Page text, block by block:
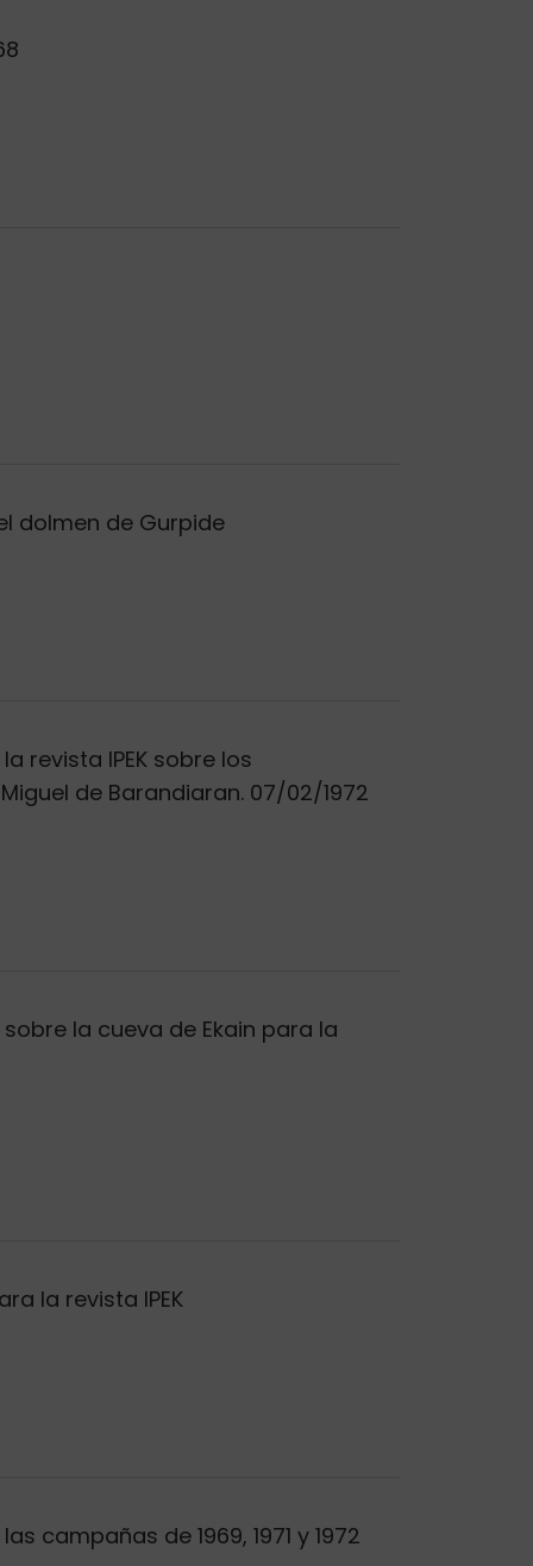
dolmen de Gurpide
revista IPEK sobre los
de Barandiaran. 07/02/1972
la cueva de Ekain para la
la revista IPEK
campañas de 1969, 1971 y 1972